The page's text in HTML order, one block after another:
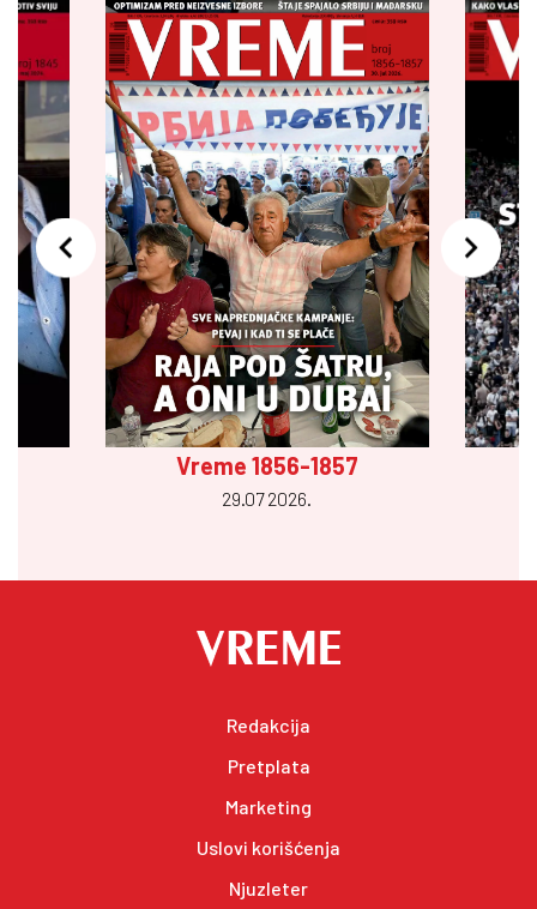
Vreme 1856-1857
29.07 2026.
Redakcija
Pretplata
Marketing
Uslovi korišćenja
Njuzleter